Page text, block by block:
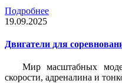
Подробнее
19.09.2025
Двигатели для
Мир масштабных
скорости, адреналина и